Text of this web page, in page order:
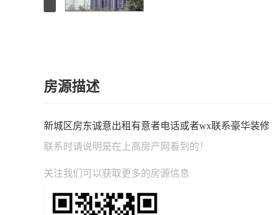
房源描述
新城区房东诚意出租有意者电话或者wx联系豪华装修
联系时请说明是在 上高房产网 看到的！
关注我们可以获取更多的房源信息